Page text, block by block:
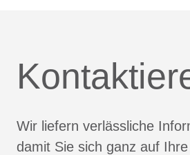
Wir liefern verlässliche
damit Sie sich ganz auf